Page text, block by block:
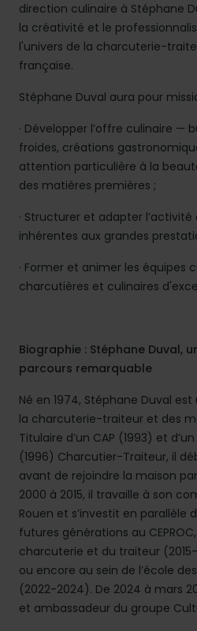
direction culinaire à Stéphane
la créativité et le
l'univers de la charcuterie-
française.
Stéphane Duval aura pour
· Développer l’offre culinaire —
froides, créations
attention particulière à la
des matières premières ;
· Structurer et adapter
inhérentes aux grandes
· Former et animer les équipes
charcutières et culinaires
Biographie : Stéphane Duval,
parcours remarquable
Né en 1974, Stéphane Duval
la charcuterie-traiteur et des
Titulaire d’un CAP (1993) et
(1996) Charcutier-Traiteur, il
avant de rejoindre la maison
2000 à 2015, il travaille à son
Rouen et s’investit en parallèle
futures générations au
charcuterie et du traiteur (2015-
ou encore au sein de l’école des
(2022-2024). De 2024 à mars
et ambassadeur du groupe